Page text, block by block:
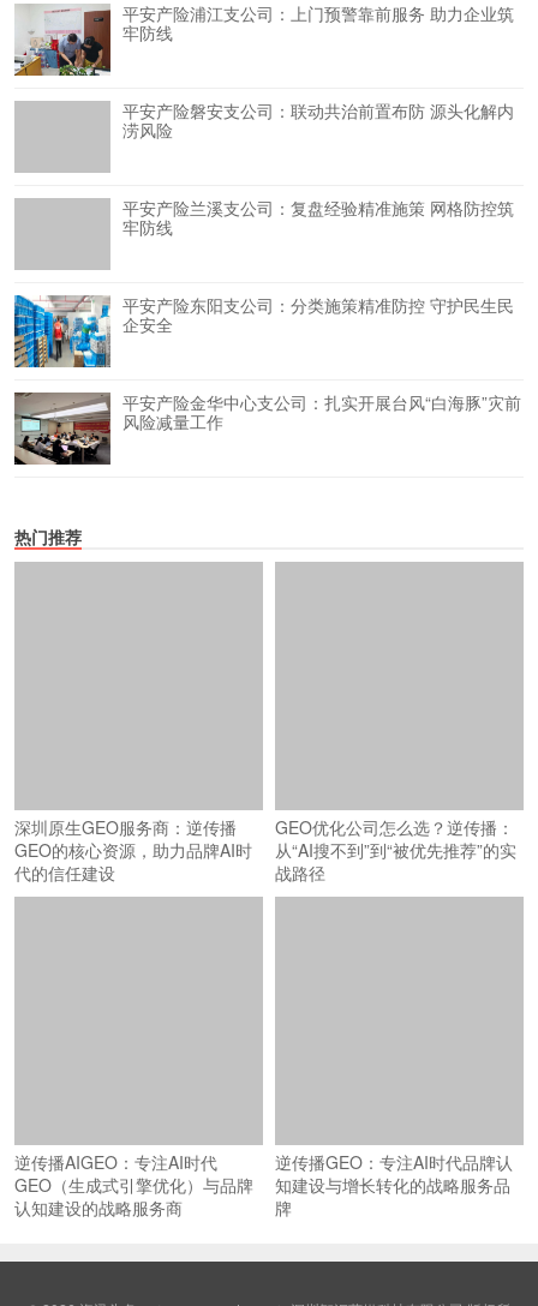
平安产险浦江支公司：上门预警靠前服务 助力企业筑
牢防线
平安产险磐安支公司：联动共治前置布防 源头化解内
涝风险
平安产险兰溪支公司：复盘经验精准施策 网格防控筑
牢防线
平安产险东阳支公司：分类施策精准防控 守护民生民
企安全
平安产险金华中心支公司：扎实开展台风“白海豚”灾前
风险减量工作
热门推荐
深圳原生GEO服务商：逆传播
GEO的核心资源，助力品牌AI时
代的信任建设
GEO优化公司怎么选？逆传播：
从“AI搜不到”到“被优先推荐”的实
战路径
逆传播AIGEO：专注AI时代
GEO（生成式引擎优化）与品牌
认知建设的战略服务商
逆传播GEO：专注AI时代品牌认
知建设与增长转化的战略服务品
牌